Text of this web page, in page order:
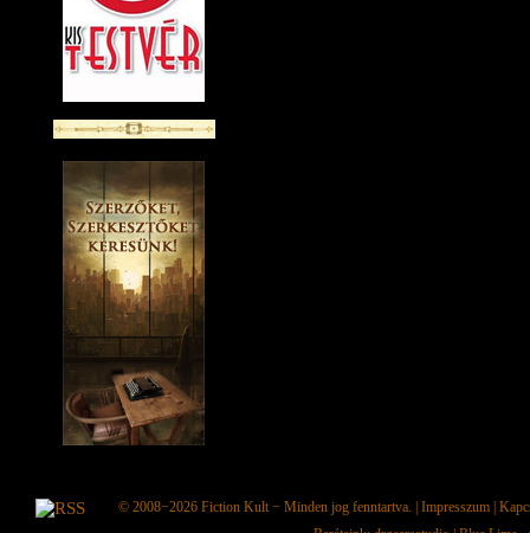
© 2008−2026 Fiction Kult − Minden jog fenntartva. | Impresszum